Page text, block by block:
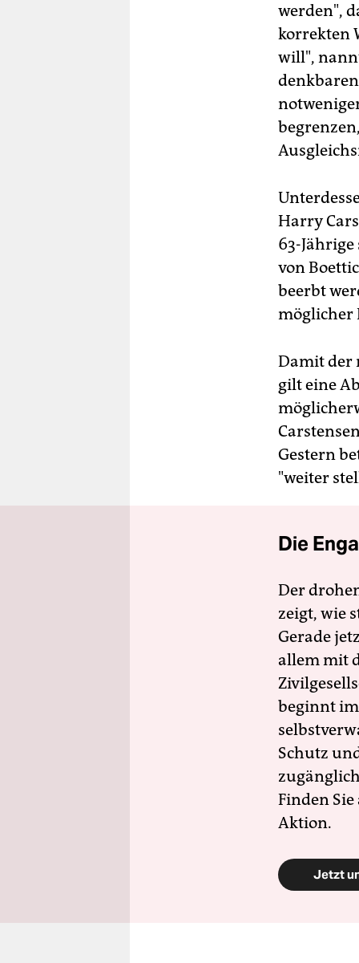
werden",
korrekten
will",
Harry
63-
von
beerbt
möglicher
Damit der
gilt eine
Gestern
"weiter
Die
Der
zeigt, wie
Gerade
allem mit
beginnt
Schutz
Finden
Aktion.
Jetzt